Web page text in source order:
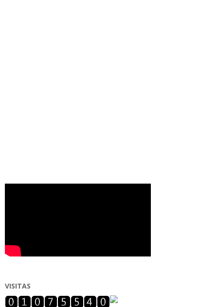
VISITAS